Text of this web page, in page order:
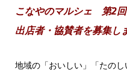
こなやのマルシェ 第2
出店者・協賛者を募集し
地域の「おいしい」「たの